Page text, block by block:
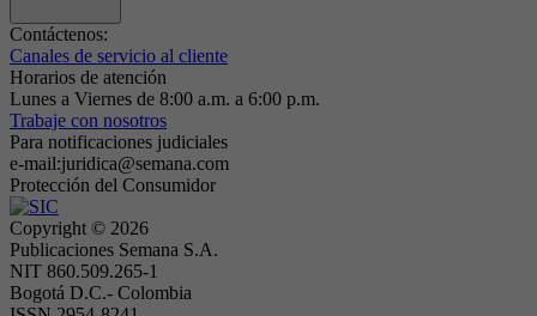
Contáctenos:
Canales de servicio al cliente
Horarios de atención
Lunes a Viernes de 8:00 a.m. a 6:00 p.m.
Trabaje con nosotros
Para notificaciones judiciales
e-mail:juridica@semana.com
Protección del Consumidor
Copyright © 2026
Publicaciones Semana S.A.
NIT 860.509.265-1
Bogotá D.C.- Colombia